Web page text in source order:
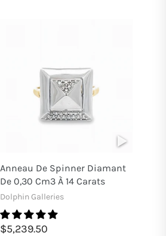
Anneau De Spinner Diamant
De 0,30 Cm3 À 14 Carats
Dolphin Galleries
$5,239.50